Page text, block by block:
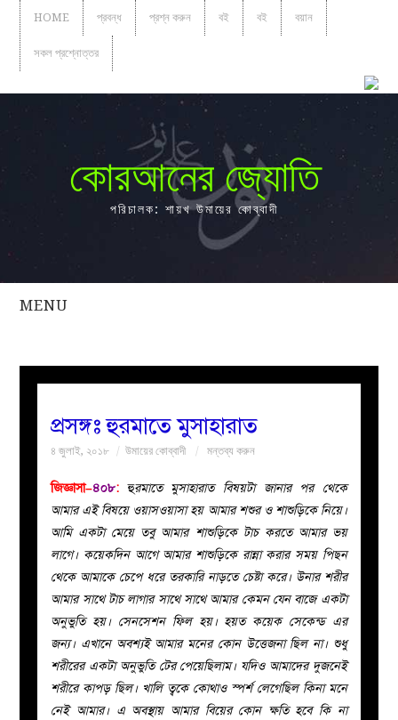
HOME প্রবন্ধ প্রশ্ন করুন বই বই বয়ান
সকল প্রশ্নোত্তর
কোরআনের জ্যোতি
পরিচালক: শায়খ উমায়ের কোব্বাদী
MENU
সকল
নারীদের
পাতা
ইসলাহী
মজলিস
প্রশ্ন
করুন
প্রসঙ্গঃ হুরমাতে মুসাহারাত
৪ জুলাই, ২০১৮ উমায়ের কোব্বাদী মন্তব্য করুন
জিজ্ঞাসা–৪০৮: হুরমাতে মুসাহারাত বিষয়টা জানার পর থেকে
আমার এই বিষয়ে ওয়াসওয়াসা হয় আমার শশুর ও শাশুড়িকে নিয়ে।
আমি একটা মেয়ে তবু আমার শাশুড়িকে টাচ করতে আমার ভয়
লাগে। কয়েকদিন আগে আমার শাশুড়িকে রান্না করার সময় পিছন
থেকে আমাকে চেপে ধরে তরকারি নাড়তে চেষ্টা করে। উনার শরীর
আমার সাথে টাচ লাগার সাথে সাথে আমার কেমন যেন বাজে একটা
অনুভুতি হয়। সেনসেশন ফিল হয়। হয়ত কয়েক সেকেন্ড এর
জন্য। এখানে অবশ্যই আমার মনের কোন উত্তেজনা ছিল না। শুধু
শরীরের একটা অনুভুতি টের পেয়েছিলাম। যদিও আমাদের দুজনেই
শরীরে কাপড় ছিল। খালি ত্বকে কোথাও স্পর্শ লেগেছিল কিনা মনে
নেই আমার। এ অবস্থায় আমার বিয়ের কোন ক্ষতি হবে কি না